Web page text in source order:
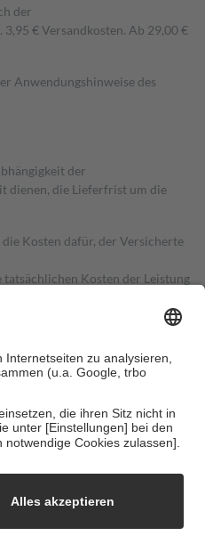
der
€ Versandkosten. Ab 29,00 €
Anwendungshinweise des
der
dienen, die Lieferfrist um die
Kosten dafür, der Versicherte
tatsächlichen Kosten der Leistung